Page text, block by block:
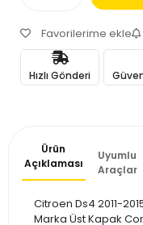
Favorilerime ekle
Hızlı Gönderi
Ürün
Açıklaması
Uyumlu
Araçlar
Citroen Ds4 2011-
Marka Üst Kapak